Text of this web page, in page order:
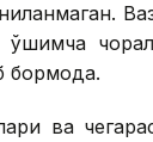
бормоқда.
ва